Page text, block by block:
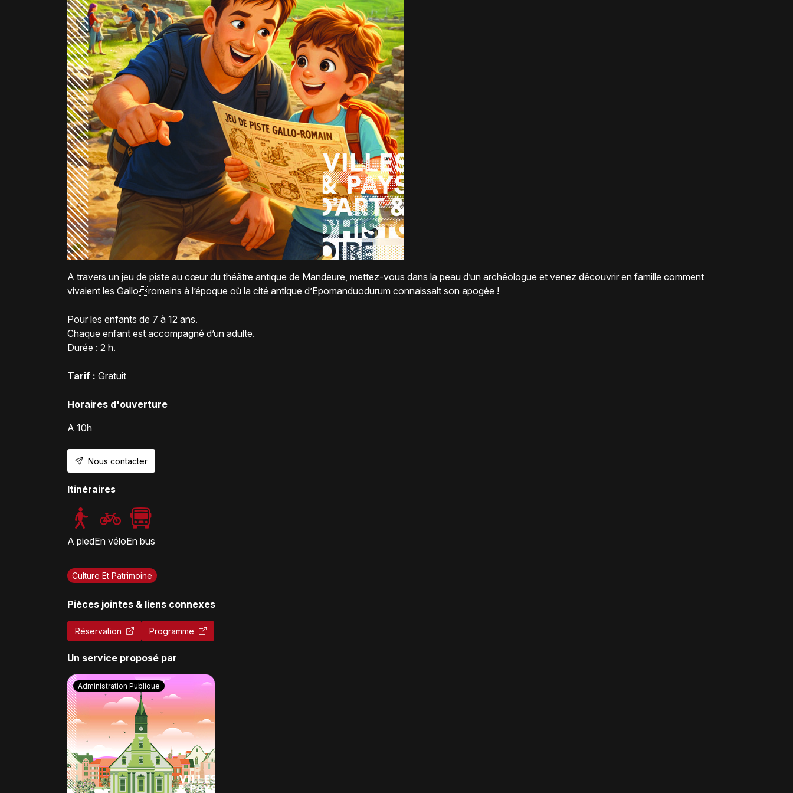
A travers un jeu de piste au cœur du théâtre antique de Mandeure, mettez-vous dans la peau d’un archéologue et venez découvrir en famille comment
vivaient les Galloromains à l’époque où la cité antique d’Epomanduodurum connaissait son apogée !
Pour les enfants de 7 à 12 ans.
Chaque enfant est accompagné d’un adulte.
Durée : 2 h.
Tarif : Gratuit
Horaires d'ouverture
A 10h
Nous contacter
Itinéraires
A piedEn véloEn bus
Culture Et Patrimoine
Pièces jointes & liens connexes
Réservation Programme
Un service proposé par
Administration Publique